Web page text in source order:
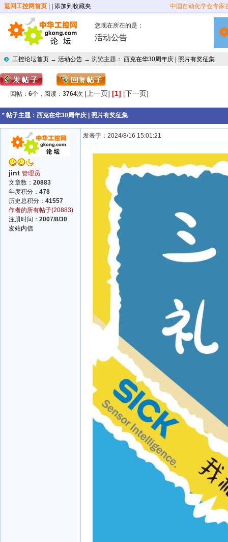
返回工控网首页 | 添加到收藏夹 中国自动化学会专家
您现在所在的是：
活动公告
工控论坛首页 → 活动公告 → 浏览主题： 西克在华30周年庆 | 照片有奖征集
回帖： 6个，阅读： 3764次 [上一页] [1] [下一页]
* 帖子主题： 西克在华30周年庆 | 照片有奖征集
jint 管理员
文章数： 20883
年度积分： 478
历史总积分： 41557
作者的所有帖子(20883)
注册时间： 2007/8/30
发站内信
发表于：2024/8/16 15:01:21